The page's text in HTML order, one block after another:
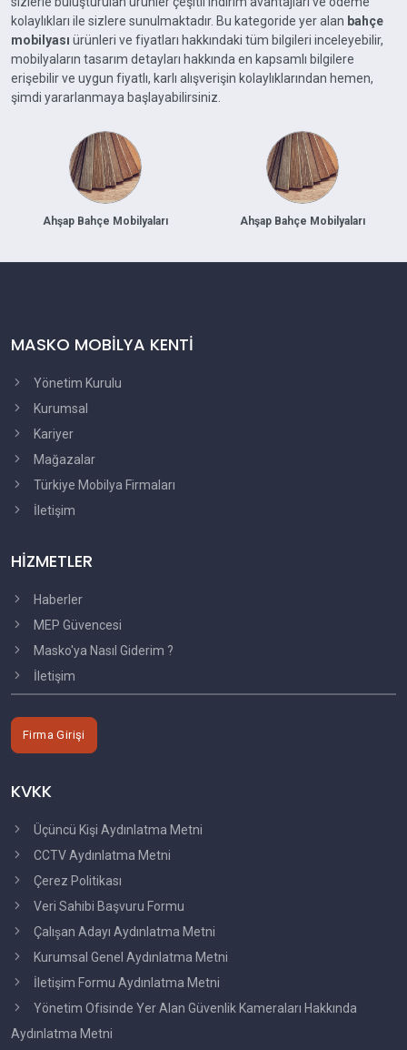
kolaylıkları ile sizlere sunulmaktadır. Bu kategoride yer alan bahçe
mobilyası ürünleri ve fiyatları hakkındaki tüm bilgileri inceleyebilir,
mobilyaların tasarım detayları hakkında en kapsamlı bilgilere
erişebilir ve uygun fiyatlı, karlı alışverişin kolaylıklarından hemen,
şimdi yararlanmaya başlayabilirsiniz.
Ahşap Bahçe Mobilyaları Ahşap Bahçe Mobilyaları
MASKO MOBİLYA KENTİ
Yönetim Kurulu
Kurumsal
Kariyer
Mağazalar
Türkiye Mobilya Firmaları
İletişim
HİZMETLER
Haberler
MEP Güvencesi
Masko'ya Nasıl Giderim ?
İletişim
Firma Girişi
KVKK
Üçüncü Kişi Aydınlatma Metni
CCTV Aydınlatma Metni
Çerez Politikası
Veri Sahibi Başvuru Formu
Çalışan Adayı Aydınlatma Metni
Kurumsal Genel Aydınlatma Metni
İletişim Formu Aydınlatma Metni
Yönetim Ofisinde Yer Alan Güvenlik Kameraları Hakkında
Aydınlatma Metni